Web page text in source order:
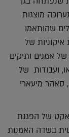
מוצגות
שהותאמו
איקוניות של
אמנים ותיקים
ועבודות של
סאהר מיעארי
אקט של הפגנת
בשדה האמנות